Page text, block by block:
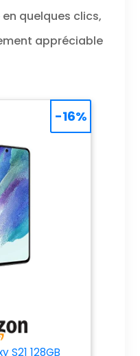
en quelques clics,
appréciable
S21 128GB
-16%